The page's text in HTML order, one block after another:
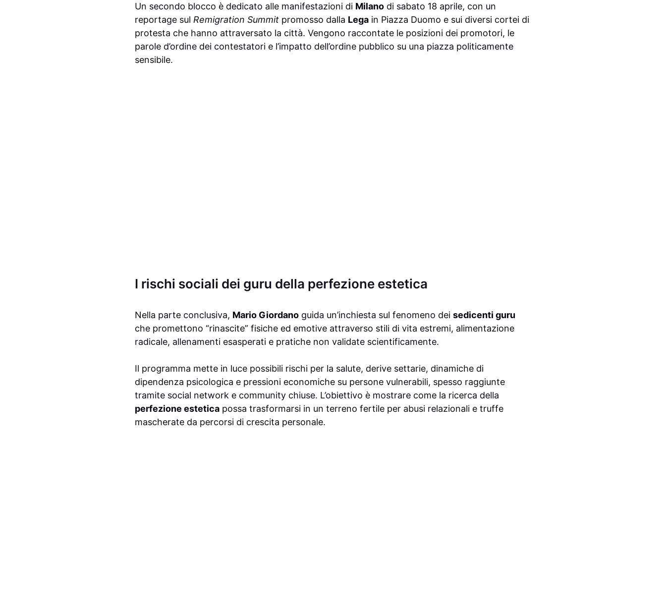
Un secondo blocco è dedicato alle manifestazioni di Milano di sabato 18 aprile, con un
reportage sul Remigration Summit promosso dalla Lega in Piazza Duomo e sui diversi cortei di
protesta che hanno attraversato la città. Vengono raccontate le posizioni dei promotori, le
parole d’ordine dei contestatori e l’impatto dell’ordine pubblico su una piazza politicamente
sensibile.
I rischi sociali dei guru della perfezione estetica
Nella parte conclusiva, Mario Giordano guida un’inchiesta sul fenomeno dei sedicenti guru
che promettono “rinascite” fisiche ed emotive attraverso stili di vita estremi, alimentazione
radicale, allenamenti esasperati e pratiche non validate scientificamente.
Il programma mette in luce possibili rischi per la salute, derive settarie, dinamiche di
dipendenza psicologica e pressioni economiche su persone vulnerabili, spesso raggiunte
tramite social network e community chiuse. L’obiettivo è mostrare come la ricerca della
perfezione estetica possa trasformarsi in un terreno fertile per abusi relazionali e truffe
mascherate da percorsi di crescita personale.